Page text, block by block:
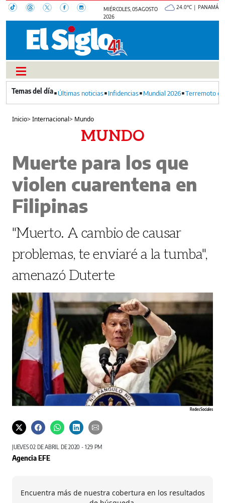
MIÉRCOLES, 05 AGOSTO
2026
24.0°C | PANAMÁ
Últimas noticias Infidencias Mundial 2026 Terremoto
Inicio>Internacional> Mundo
MUNDO
Muerte para los que
violen cuarentena en
Filipinas
"Muerto. A cambio de causar
problemas, te enviaré a la tumba",
amenazó Duterte
Redes Sociales
JUEVES 02 DE ABRIL DE 2020 - 1:29 PM
Agencia EFE
Encuentra más de nuestra cobertura en los resultados